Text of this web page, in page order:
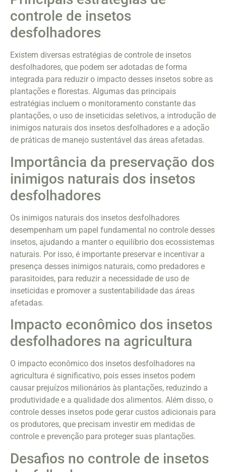
controle de insetos
desfolhadores
Existem diversas estratégias de controle de insetos
desfolhadores, que podem ser adotadas de forma
integrada para reduzir o impacto desses insetos sobre as
plantações e florestas. Algumas das principais
estratégias incluem o monitoramento constante das
plantações, o uso de inseticidas seletivos, a introdução de
inimigos naturais dos insetos desfolhadores e a adoção
de práticas de manejo sustentável das áreas afetadas.
Importância da preservação dos
inimigos naturais dos insetos
desfolhadores
Os inimigos naturais dos insetos desfolhadores
desempenham um papel fundamental no controle desses
insetos, ajudando a manter o equilíbrio dos ecossistemas
naturais. Por isso, é importante preservar e incentivar a
presença desses inimigos naturais, como predadores e
parasitoides, para reduzir a necessidade de uso de
inseticidas e promover a sustentabilidade das áreas
afetadas.
Impacto econômico dos insetos
desfolhadores na agricultura
O impacto econômico dos insetos desfolhadores na
agricultura é significativo, pois esses insetos podem
causar prejuízos milionários às plantações, reduzindo a
produtividade e a qualidade dos alimentos. Além disso, o
controle desses insetos pode gerar custos adicionais para
os produtores, que precisam investir em medidas de
controle e prevenção para proteger suas plantações.
Desafios no controle de insetos